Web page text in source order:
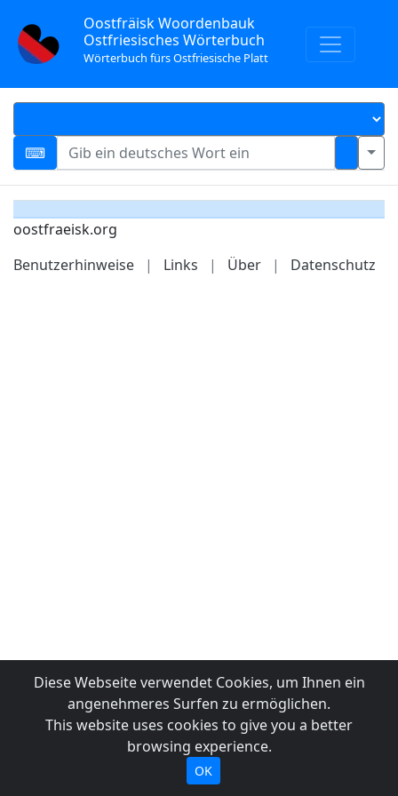
Oostfräisk Woordenbauk
Ostfriesisches Wörterbuch
Wörterbuch fürs Ostfriesische Platt
oostfraeisk.org
Benutzerhinweise
| Links | Über | Datenschutz
Diese Webseite verwendet Cookies, um Ihnen ein
angenehmeres Surfen zu ermöglichen.
This website uses cookies to give you a better
browsing experience.
OK